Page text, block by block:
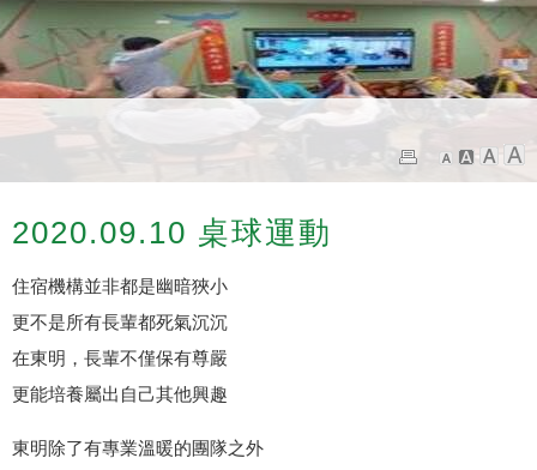
2020.09.10 桌球運動
住宿機構並非都是幽暗狹小
更不是所有長輩都死氣沉沉
在東明，長輩不僅保有尊嚴
更能培養屬出自己其他興趣
東明除了有專業溫暖的團隊之外